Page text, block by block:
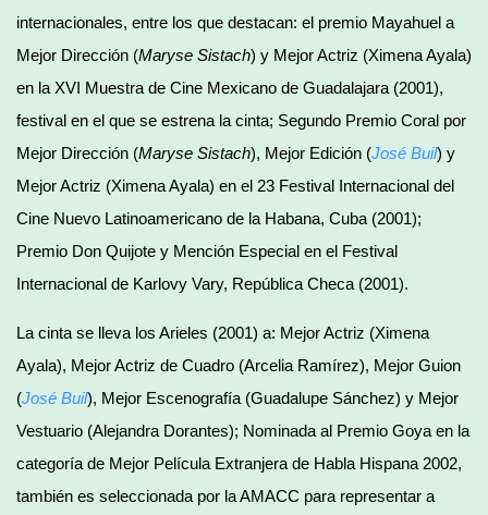
internacionales, entre los que destacan: el premio Mayahuel a
Mejor Dirección (Maryse Sistach) y Mejor Actriz (Ximena Ayala)
en la XVI Muestra de Cine Mexicano de Guadalajara (2001),
festival en el que se estrena la cinta; Segundo Premio Coral por
Mejor Dirección (Maryse Sistach), Mejor Edición (José Buil) y
Mejor Actriz (Ximena Ayala) en el 23 Festival Internacional del
Cine Nuevo Latinoamericano de la Habana, Cuba (2001);
Premio Don Quijote y Mención Especial en el Festival
Internacional de Karlovy Vary, República Checa (2001).
La cinta se lleva los Arieles (2001) a: Mejor Actriz (Ximena
Ayala), Mejor Actriz de Cuadro (Arcelia Ramírez), Mejor Guion
(José Buil), Mejor Escenografía (Guadalupe Sánchez) y Mejor
Vestuario (Alejandra Dorantes); Nominada al Premio Goya en la
categoría de Mejor Película Extranjera de Habla Hispana 2002,
también es seleccionada por la AMACC para representar a